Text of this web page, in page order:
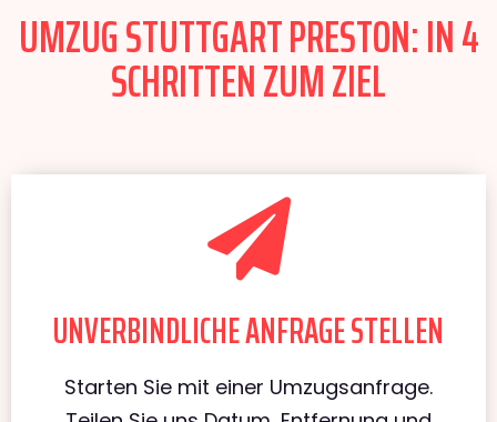
UMZUG STUTTGART PRESTON: IN 4
SCHRITTEN ZUM ZIEL
UNVERBINDLICHE ANFRAGE STELLEN
Starten Sie mit einer Umzugsanfrage.